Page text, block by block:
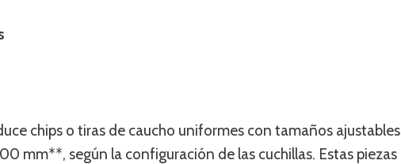
chips o tiras de caucho uniformes con tamaños ajustables
mm**, según la configuración de las cuchillas. Estas piezas